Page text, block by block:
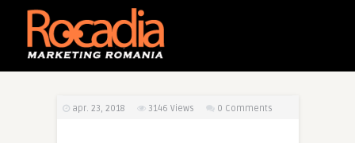
apr. 23, 2018 3146 Views 0 Comments